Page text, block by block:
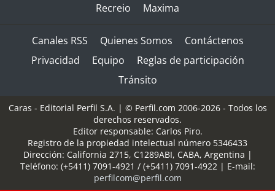
Recreio
Maxima
Canales RSS Quienes Somos
Contáctenos
Privacidad
Equipo
Reglas de participación
Tránsito
Caras - Editorial Perfil S.A. | © Perfil.com 2006-2026 - Todos los
derechos reservados.
Editor responsable: Carlos Piro.
Registro de la propiedad intelectual número 5346433
Dirección: California 2715, C1289ABI, CABA, Argentina |
Teléfono: (+5411) 7091-4921 / (+5411) 7091-4922| E-mail:
perfilcom@perfil.com